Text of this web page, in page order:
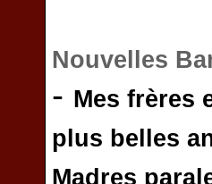
Nouvelles
- Mes frères
plus belles
Madres